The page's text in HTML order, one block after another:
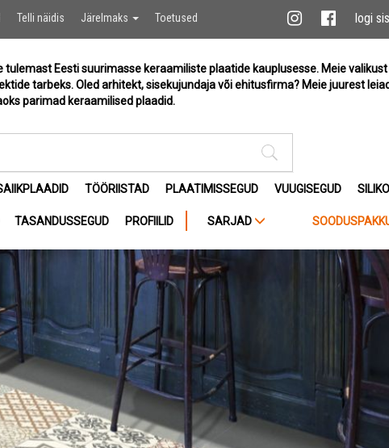
Telli näidis Järelmaks Toetused logi
Facebook
Instagram link
tulemast Eesti suurimasse keraamiliste plaatide kauplusesse. Meie
tarbeks. Oled arhitekt, sisekujundaja või ehitusfirma? Meie juurest
parimad keraamilised plaadid.
TÖÖRIISTAD PLAATIMISSEGUD VUUGISEGUD
TASANDUSSEGUD PROFIILID SARJAD